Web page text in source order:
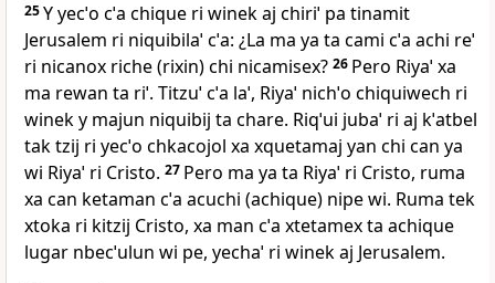
25Y yecˈo cˈa chique ri winek aj chiriˈ pa tinamit
Jerusalem ri niquibilaˈ cˈa: ¿La ma ya ta cami cˈa achi reˈ
ri nicanox riche (rixin) chi nicamisex? 26 Pero Riyaˈ xa
ma rewan ta riˈ. Titzuˈ cˈa laˈ, Riyaˈ nichˈo chiquiwech ri
winek y majun niquibij ta chare. Riqˈui jubaˈ ri aj kˈatbel
tak tzij ri yecˈo chkacojol xa xquetamaj yan chi can ya
wi Riyaˈ ri Cristo. 27 Pero ma ya ta Riyaˈ ri Cristo, ruma
xa can ketaman cˈa acuchi (achique) nipe wi. Ruma tek
xtoka ri kitzij Cristo, xa man cˈa xtetamex ta achique
lugar nbecˈulun wi pe, yechaˈ ri winek aj Jerusalem.